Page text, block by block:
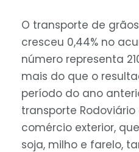
O transporte de
cresceu 0,44% no
número representa
mais do que o
período do ano
transporte
comércio exterior,
soja, milho e farelo,